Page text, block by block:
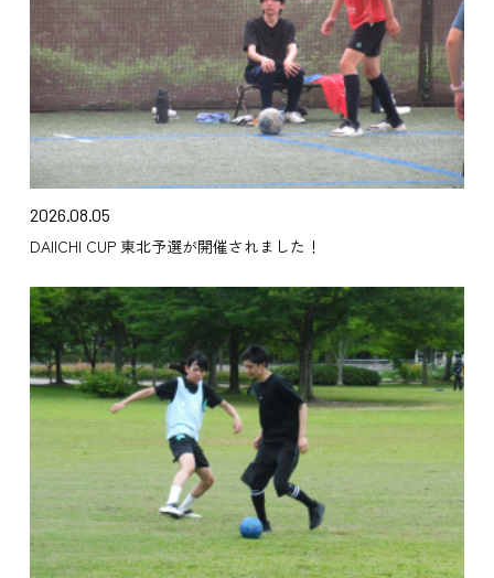
2026.08.05
DAIICHI CUP 東北予選が開催されました！